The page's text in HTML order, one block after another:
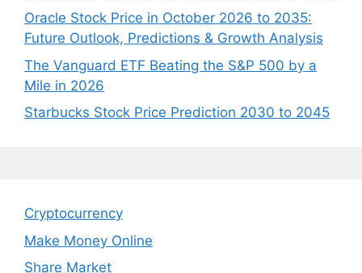
Oracle Stock Price in October 2026 to 2035:
Future Outlook, Predictions & Growth Analysis
The Vanguard ETF Beating the S&P 500 by a
Mile in 2026
Starbucks Stock Price Prediction 2030 to 2045
Cryptocurrency
Make Money Online
Share Market